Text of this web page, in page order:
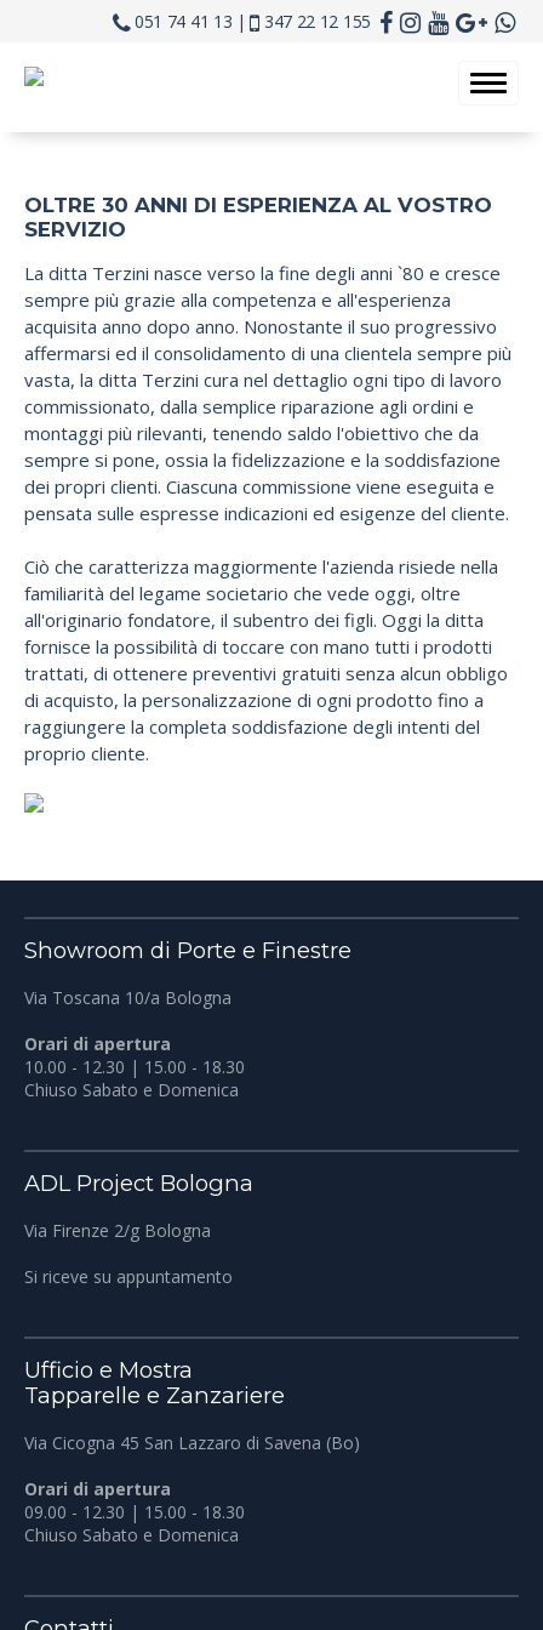
051 74 41 13 | 347 22 12 155
OLTRE 30 ANNI DI ESPERIENZA AL VOSTRO
SERVIZIO
La ditta Terzini nasce verso la fine degli anni `80 e cresce
sempre più grazie alla competenza e all'esperienza
acquisita anno dopo anno. Nonostante il suo progressivo
affermarsi ed il consolidamento di una clientela sempre più
vasta, la ditta Terzini cura nel dettaglio ogni tipo di lavoro
commissionato, dalla semplice riparazione agli ordini e
montaggi più rilevanti, tenendo saldo l'obiettivo che da
sempre si pone, ossia la fidelizzazione e la soddisfazione
dei propri clienti. Ciascuna commissione viene eseguita e
pensata sulle espresse indicazioni ed esigenze del cliente.
Ciò che caratterizza maggiormente l'azienda risiede nella
familiarità del legame societario che vede oggi, oltre
all'originario fondatore, il subentro dei figli. Oggi la ditta
fornisce la possibilità di toccare con mano tutti i prodotti
trattati, di ottenere preventivi gratuiti senza alcun obbligo
di acquisto, la personalizzazione di ogni prodotto fino a
raggiungere la completa soddisfazione degli intenti del
proprio cliente.
Showroom di Porte e Finestre
Via Toscana 10/a Bologna
Orari di apertura
10.00 - 12.30 | 15.00 - 18.30
Chiuso Sabato e Domenica
ADL Project Bologna
Via Firenze 2/g Bologna
Si riceve su appuntamento
Ufficio e Mostra
Tapparelle e Zanzariere
Via Cicogna 45 San Lazzaro di Savena (Bo)
Orari di apertura
09.00 - 12.30 | 15.00 - 18.30
Chiuso Sabato e Domenica